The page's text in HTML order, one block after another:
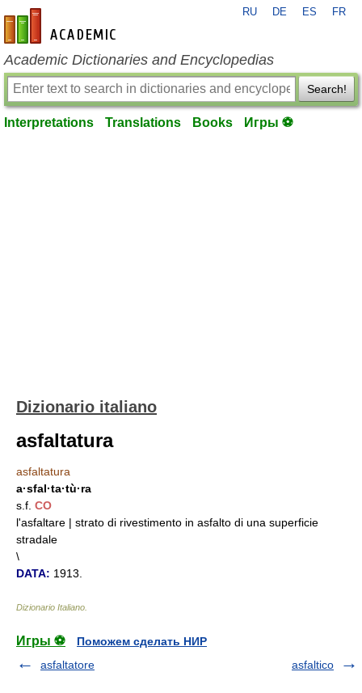
en-academic.com
RU DE ES FR
Academic Dictionaries and Encyclopedias
Search!
Interpretations Translations Books Игры ⚽
Dizionario italiano
asfaltatura
asfaltatura
a·sfal·ta·tù·ra
s.f. CO
l'asfaltare | strato di rivestimento in asfalto di una superficie
stradale
\
DATA: 1913.
Dizionario Italiano
Игры ⚽
Поможем сделать НИР
asfaltatore
asfaltico